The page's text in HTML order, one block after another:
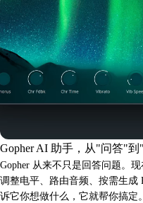
Gopher AI 助手，从"问答"
Gopher 从来不只是回答问题。
调整电平、路由音频、按需生成
诉它你想做什么，它就帮你搞定